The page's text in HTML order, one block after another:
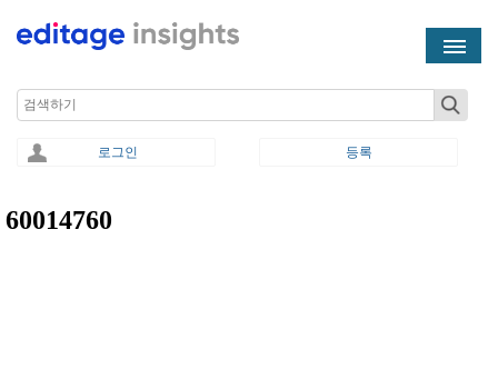
Search
로그인 등록
You are here
60014760